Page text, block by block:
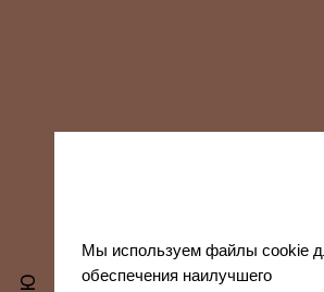
Мы используем файлы cookie
обеспечения наилучшего